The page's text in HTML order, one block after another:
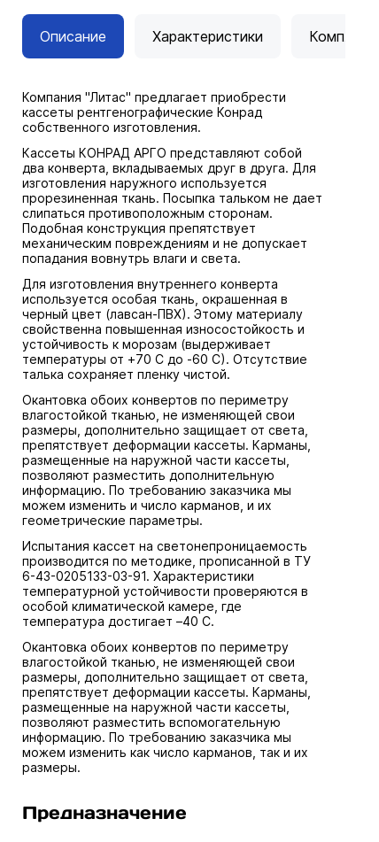
Описание Характеристики
Компания "Литас" предлагает приобрести
кассеты рентгенографические Конрад
собственного изготовления.
Кассеты КОНРАД АРГО представляют собой
два конверта, вкладываемых друг в друга. Для
изготовления наружного используется
прорезиненная ткань. Посыпка тальком не дает
слипаться противоположным сторонам.
Подобная конструкция препятствует
механическим повреждениям и не допускает
попадания вовнутрь влаги и света.
Для изготовления внутреннего конверта
используется особая ткань, окрашенная в
черный цвет (лавсан-ПВХ). Этому материалу
свойственна повышенная износостойкость и
устойчивость к морозам (выдерживает
температуры от +70 С до -60 С). Отсутствие
талька сохраняет пленку чистой.
Окантовка обоих конвертов по периметру
влагостойкой тканью, не изменяющей свои
размеры, дополнительно защищает от света,
препятствует деформации кассеты. Карманы,
размещенные на наружной части кассеты,
позволяют разместить дополнительную
информацию. По требованию заказчика мы
можем изменить и число карманов, и их
геометрические параметры.
Испытания кассет на светонепроницаемость
производится по методике, прописанной в ТУ
6-43-0205133-03-91. Характеристики
температурной устойчивости проверяются в
особой климатической камере, где
температура достигает –40 С.
Окантовка обоих конвертов по периметру
влагостойкой тканью, не изменяющей свои
размеры, дополнительно защищает от света,
препятствует деформации кассеты. Карманы,
размещенные на наружной части кассеты,
позволяют разместить вспомогательную
информацию. По требованию заказчика мы
можем изменить как число карманов, так и их
размеры.
Предназначение